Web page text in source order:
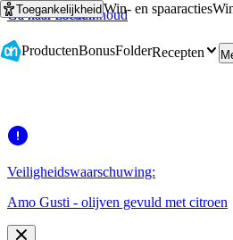
Ga naar hoofdinhoud
Ga naar zoeken
ToegankelijkheidWin- en spaaracties
ProductenBonusFolderRecepten
Veiligheidswaarschuwing:
Amo Gusti - olijven gevuld met citroen